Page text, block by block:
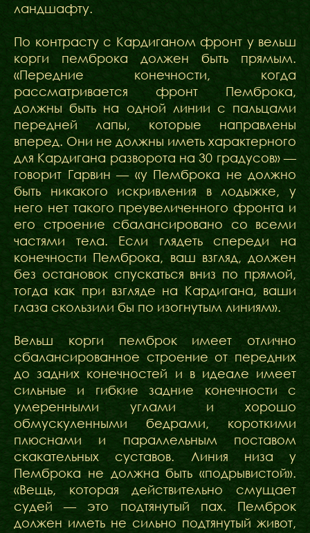
ландшафту.
По контрасту с Кардиганом фронт у вельш
корги пемброка должен быть прямым.
«Передние конечности, когда
рассматривается фронт Пемброка,
должны быть на одной линии с пальцами
передней лапы, которые направлены
вперед. Они не должны иметь характерного
для Кардигана разворота на 30 градусов» —
говорит Гарвин — «у Пемброка не должно
быть никакого искривления в лодыжке, у
него нет такого преувеличенного фронта и
его строение сбалансировано со всеми
частями тела. Если глядеть спереди на
конечности Пемброка, ваш взгляд, должен
без остановок спускаться вниз по прямой,
тогда как при взгляде на Кардигана, ваши
глаза скользили бы по изогнутым линиям».
Вельш корги пемброк имеет отлично
сбалансированное строение от передних
до задних конечностей и в идеале имеет
сильные и гибкие задние конечности с
умеренными углами и хорошо
обмускуленными бедрами, короткими
плюснами и параллельным поставом
скакательных суставов. Линия низа у
Пемброка не должна быть «подрывистой».
«Вещь, которая действительно смущает
судей — это подтянутый пах. Пемброк
должен иметь не сильно подтянутый живот,